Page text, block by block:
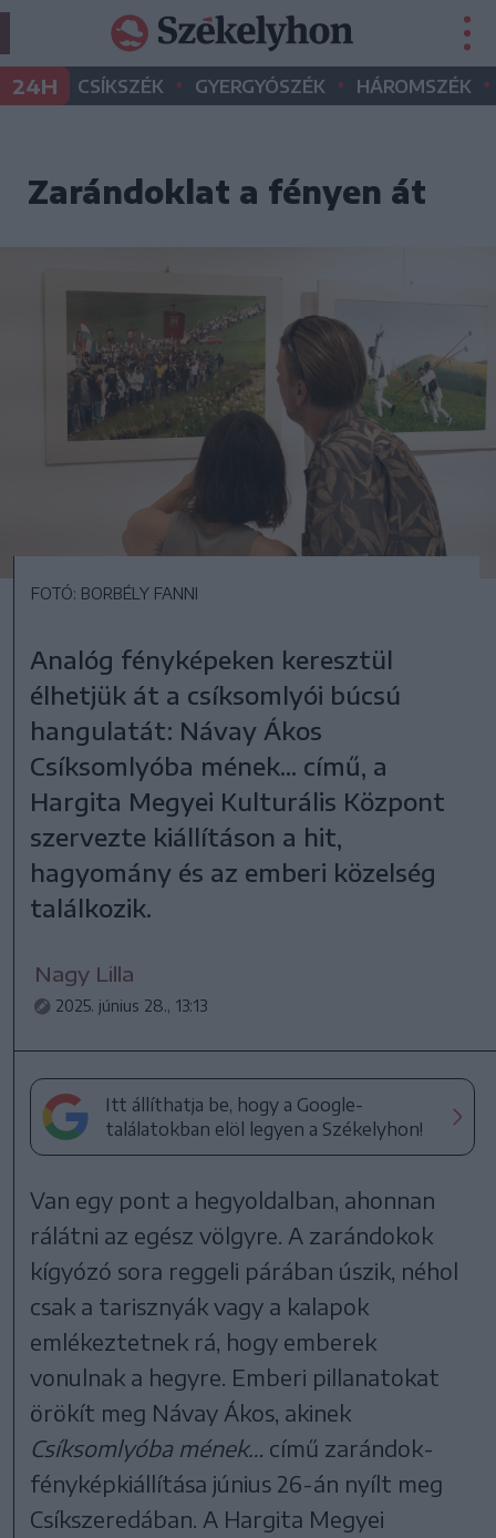
24H CSÍKSZÉK • GYERGYÓSZÉK • HÁROMSZÉK •
Zarándoklat a fényen át
FOTÓ: BORBÉLY FANNI
Analóg fényképeken keresztül
élhetjük át a csíksomlyói búcsú
hangulatát: Návay Ákos
Csíksomlyóba mének... című, a
Hargita Megyei Kulturális Központ
szervezte kiállításon a hit,
hagyomány és az emberi közelség
találkozik.
Nagy Lilla
2025. június 28., 13:13
Itt állíthatja be, hogy a Google-
találatokban elöl legyen a Székelyhon!
Van egy pont a hegyoldalban, ahonnan
rálátni az egész völgyre. A zarándokok
kígyózó sora reggeli párában úszik, néhol
csak a tarisznyák vagy a kalapok
emlékeztetnek rá, hogy emberek
vonulnak a hegyre. Emberi pillanatokat
örökít meg Návay Ákos, akinek
Csíksomlyóba mének…
című zarándok-
fényképkiállítása június 26-án nyílt meg
Csíkszeredában. A Hargita Megyei